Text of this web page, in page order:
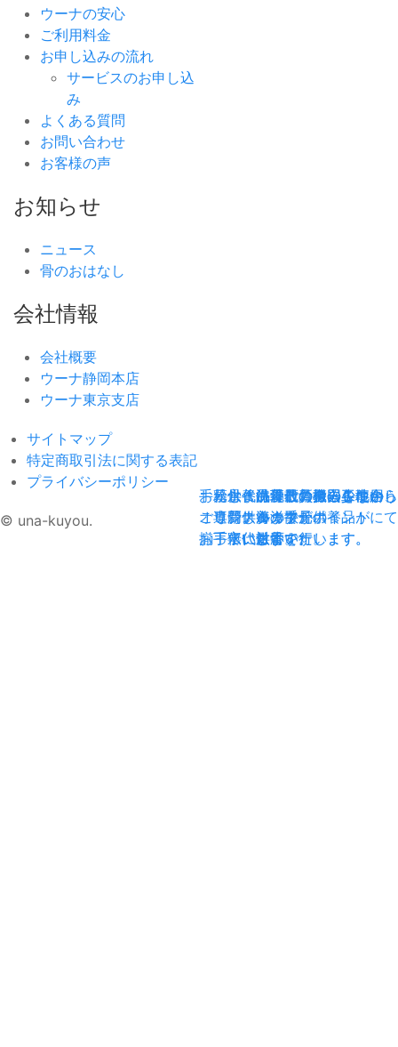
粉骨・洗骨最新機器を使⽤し
専⾨スタッフが
丁寧に対応いたします。
手元供養品現代の暮らしに合う
オリジナルの手元供養品が
揃っています。
海洋散骨全国各地の
海洋散骨ポイントにて
散骨を行います。
お墓じまい墓石の撤去工事から
ご遺骨供養まで
お手伝いします。
永代供養ご負担の少ない、
新しいカタチの
永代供養です。
ウーナの安心
ご利用料金
お申し込みの流れ
サービスのお申し込
み
よくある質問
お問い合わせ
お客様の声
お知らせ
ニュース
骨のおはなし
会社情報
会社概要
ウーナ静岡本店
ウーナ東京支店
サイトマップ
特定商取引法に関する表記
プライバシーポリシー
© una-kuyou.